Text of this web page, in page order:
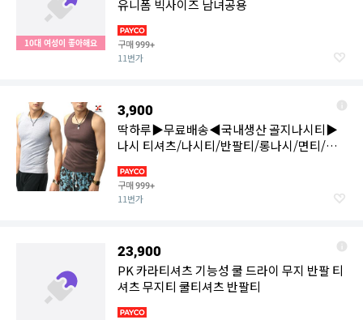
10대 여성이 좋아해요
유니폼 빅사이즈 남녀공용
구매999+
11번가
3,900
딱하루▶무료배송◀국내생산 골지나시티▶
나시 티셔츠/나시티/반팔티/롱나시/면티/런
구매999+
11번가
23,900
PK 카라티셔츠 기능성 쿨 드라이 무지 반팔 티
셔츠 무지티 쿨티셔츠 반팔티